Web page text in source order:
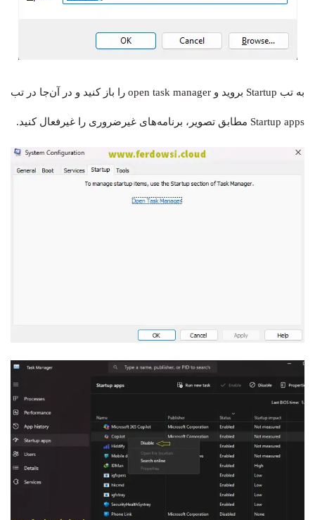
به تب Startup بروید و open task manager را باز کنید و در آن‌جا در تب
Startup apps مطابق تصویر، برنامه‌های غیرضروری را غیرفعال کنید.